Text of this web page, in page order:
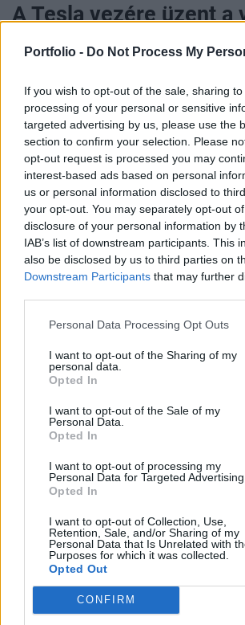
Portfolio - Do Not Process My
If you wish to opt-out of the sale, sharing
processing of your personal or sensitive
targeted advertising by us, please use the
section to confirm your selection. Please
opt-out request is processed you may
interest-based ads based on personal
us or personal information disclosed to
your opt-out. You may separately opt-out
disclosure of your personal information by
IAB’s list of downstream participants. This
also be disclosed by us to third parties on
Downstream Participants that may further
Personal Data Processing Opt Outs
I want to opt-out of the Sharing of my
personal data.
Opted In
I want to opt-out of the Sale of my
Personal Data.
Opted In
I want to opt-out of processing my
Personal Data for Targeted Advertising.
Opted In
I want to opt-out of Collection, Use,
Retention, Sale, and/or Sharing of my
Personal Data that Is Unrelated with
Purposes for which it was collected.
Opted Out
CONFIRM
A Tesla vezére üzent a
Megijedtek a befektetők
2020. szeptember 22. 09:33
Elon Musk "kedélynyugtató"
jelentőset esett a Tesla árfolyama
kereskedés utáni órákban. A
szerint a mai Battery Dayen tett
a hosszú távú célokra lesznek
volumenű gyártással 2022-ig
Portfolio Investment Day 2026Október
Investment Day 2026, ahol a piac
keressük a választ a befektetőket
következő évek nyertesei, mire
kötvény-, nyersanyag- és kriptopiacokon,
A keresett cikk a portfolio.hu
tartozik, melynek olvasása
regisztrációhoz kötött.
Az előfizetés a következőket
Portfolio.hu teljes cikkarchívum
Kötéslisták: BÉT elmúlt 2 év
kötéslistái